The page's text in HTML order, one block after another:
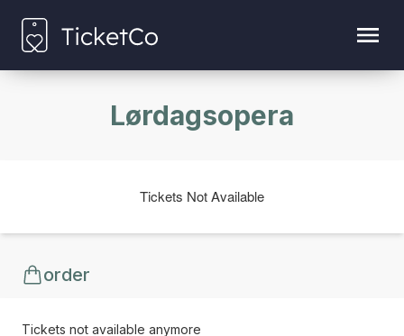
Lørdagsopera
Tickets Not Available
order
Tickets not available anymore